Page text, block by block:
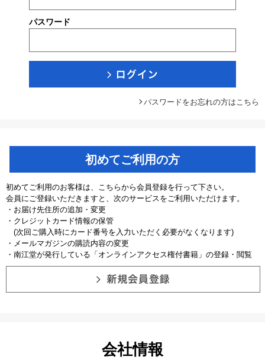
パスワード
パスワードをお忘れの方はこちら
初めてご利用の方
初めてご利用のお客様は、こちらから会員登録を行って下さい。
会員にご登録いただきますと、次のサービスをご利用いただけます。
・お届け先住所の追加・変更
・クレジットカード情報の保管
(次回ご購入時にカード番号を入力いただく必要がなくなります)
・メールマガジンの購読内容の変更
・南江堂が発行している「オンラインアクセス権付書籍」の登録・閲覧
会社情報